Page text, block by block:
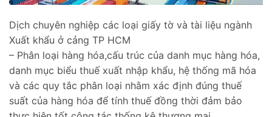
Dịch chuyên nghiệp các loại giấy tờ và tài liệu ngành
Xuất khẩu ở cảng TP HCM
– Phân loại hàng hóa,cấu trúc của danh mục hàng hóa,
danh mục biểu thuế xuất nhập khẩu, hệ thống mã hóa
và các quy tắc phân loại nhằm xác định đúng thuế
suất của hàng hóa để tính thuế đồng thời đảm bảo